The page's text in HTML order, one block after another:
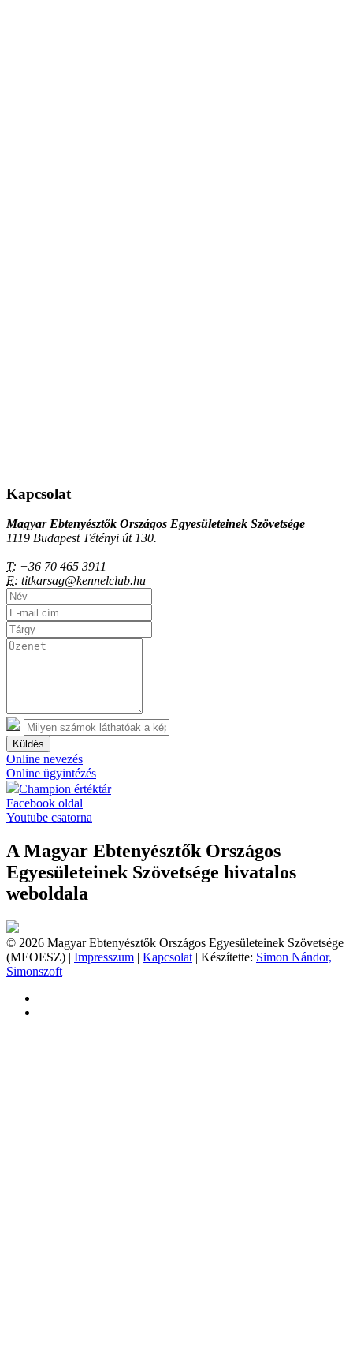
Kapcsolat
Magyar Ebtenyésztők Országos Egyesületeinek Szövetsége
1119 Budapest Tétényi út 130.
T: +36 70 465 3911
E: titkarsag@kennelclub.hu
Küldés
Online nevezés
Online ügyintézés
Champion értéktár
Facebook oldal
Youtube csatorna
A Magyar Ebtenyésztők Országos
Egyesületeinek Szövetsége hivatalos
weboldala
© 2026 Magyar Ebtenyésztők Országos Egyesületeinek Szövetsége
(MEOESZ) | Impresszum | Kapcsolat | Készítette: Simon Nándor,
Simonszoft